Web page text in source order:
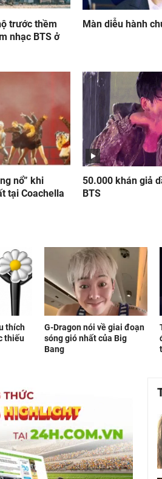
trước thềm
nhạc BTS ở
Màn diễu hành
nổ” khi
tại Coachella
50.000 khán giả
BTS
thích
thiếu
G-Dragon nói về giai đoạn
sóng gió nhất của Big
Bang